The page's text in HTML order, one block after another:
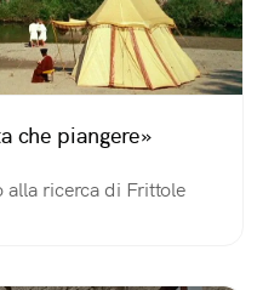
che piangere»
alla ricerca di Frittole